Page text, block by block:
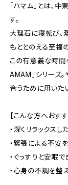
「ハマム」とは、
す。
大理石に寝転び、
もととのえる至福
この有意義な時間
AMAM」シリーズ
合うために用いた
【こんな方へおすす
・深くリラックスし
・緊張による不安
・ぐっすりと安眠
・心身の不調を整